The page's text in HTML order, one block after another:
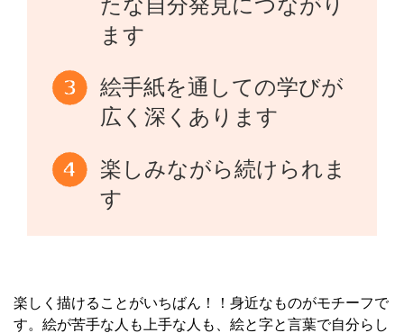
たな自分発見につながり
ます
絵手紙を通しての学びが
広く深くあります
楽しみながら続けられま
す
楽しく描けることがいちばん！！身近なものがモチーフで
す。絵が苦手な人も上手な人も、絵と字と言葉で自分らし